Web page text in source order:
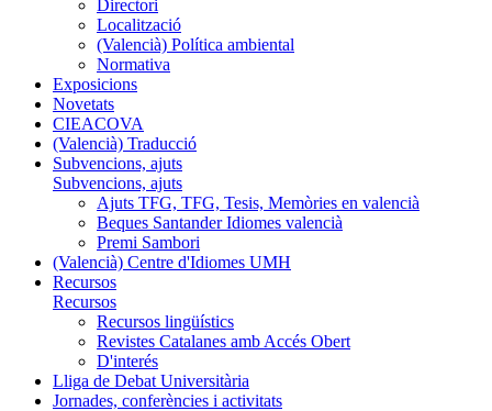
Directori
Localització
(Valencià) Política ambiental
Normativa
Exposicions
Novetats
CIEACOVA
(Valencià) Traducció
Subvencions, ajuts
Subvencions, ajuts
Ajuts TFG, TFG, Tesis, Memòries en valencià
Beques Santander Idiomes valencià
Premi Sambori
(Valencià) Centre d'Idiomes UMH
Recursos
Recursos
Recursos lingüístics
Revistes Catalanes amb Accés Obert
D'interés
Lliga de Debat Universitària
Jornades, conferències i activitats